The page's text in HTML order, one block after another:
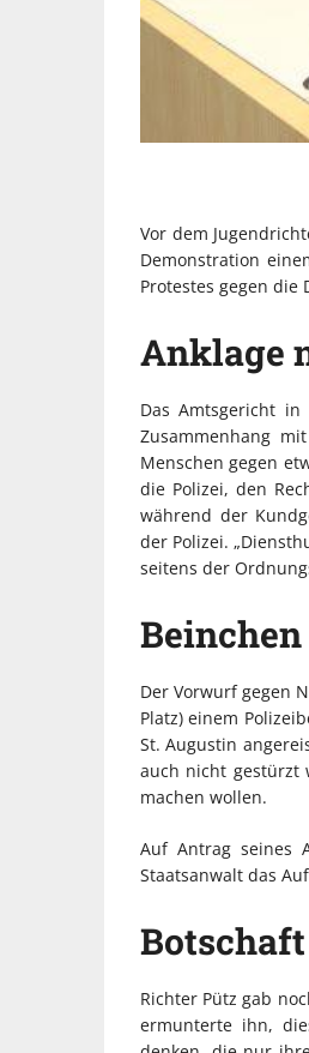
Vor dem
Demonstration
Protestes gegen
Anklage
Das Amtsgericht
Zusammenhang
Menschen gegen
die Polizei, den
während der
der Polizei.
seitens der
Der Vorwurf gegen
Platz) einem
St. Augustin
auch nicht gestürzt
machen wollen.
Auf Antrag seines
Staatsanwalt das
Richter Pütz gab
ermunterte ihn,